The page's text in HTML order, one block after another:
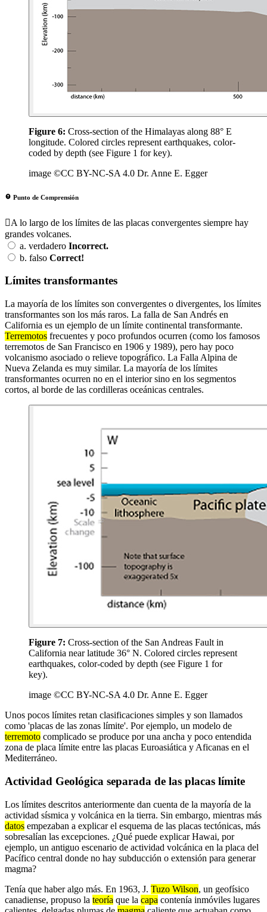
Figure 6: Cross-section of the Himalayas along 88° E
longitude. Colored circles represent earthquakes, color-
coded by depth (see Figure 1 for key).
image ©CC BY-NC-SA 4.0 Dr. Anne E. Egger
Punto de Comprensión
A lo largo de los límites de las placas convergentes siempre hay
grandes volcanes.
a. verdadero Incorrect.
b. falso Correct!
Límites transformantes
La mayoría de los límites son convergentes o divergentes, los límites
transformantes son los más raros. La falla de San Andrés en
California es un ejemplo de un límite continental transformante.
Terremotos frecuentes y poco profundos ocurren (como los famosos
terremotos de San Francisco en 1906 y 1989), pero hay poco
volcanismo asociado o relieve topográfico. La Falla Alpina de
Nueva Zelanda es muy similar. La mayoría de los límites
transformantes ocurren no en el interior sino en los segmentos
cortos, al borde de las cordilleras oceánicas centrales.
Figure 7: Cross-section of the San Andreas Fault in
California near latitude 36° N. Colored circles represent
earthquakes, color-coded by depth (see Figure 1 for
key).
image ©CC BY-NC-SA 4.0 Dr. Anne E. Egger
Unos pocos límites retan clasificaciones simples y son llamados
como 'placas de las zonas límite'. Por ejemplo, un modelo de
terremoto complicado se produce por una ancha y poco entendida
zona de placa límite entre las placas Euroasiática y Aficanas en el
Mediterráneo.
Actividad Geológica separada de las placas límite
Los límites descritos anteriormente dan cuenta de la mayoría de la
actividad sísmica y volcánica en la tierra. Sin embargo, mientras más
datos empezaban a explicar el esquema de las placas tectónicas, más
sobresalían las excepciones. ¿Qué puede explicar Hawai, por
ejemplo, un antiguo escenario de actividad volcánica en la placa del
Pacífico central donde no hay subducción o extensión para generar
magma?
Tenía que haber algo más. En 1963, J. Tuzo Wilson, un geofísico
canadiense, propuso la teoría que la capa contenía inmóviles lugares